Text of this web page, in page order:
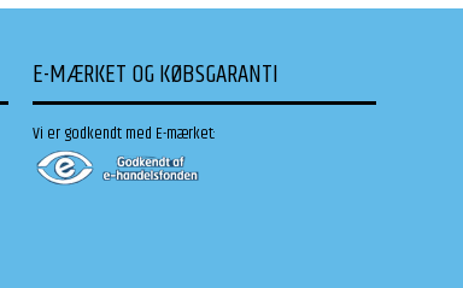
E-MÆRKET OG KØBSGARANTI
Vi er godkendt med E-mærket: